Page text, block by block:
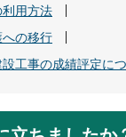
用方法
の移行
工事の成績評定に